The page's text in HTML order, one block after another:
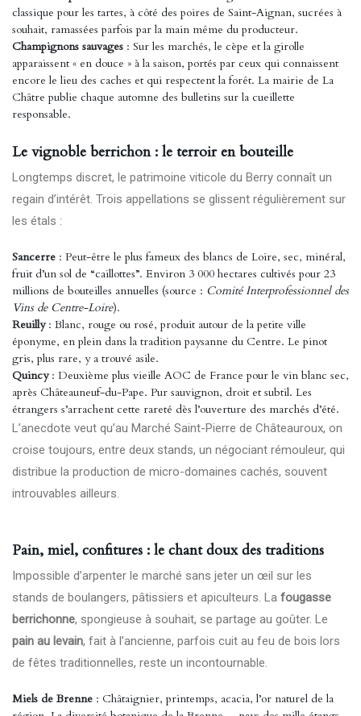
classique pour les tartes, à côté des poires de Saint-Aignan, sucrées à
souhait, ramassées parfois par la main même du producteur.
Champignons sauvages : Sur les marchés, le cèpe et la girolle
apparaissent « en douce » à la saison, portés par ceux qui connaissent
encore le lieu des caches et qui respectent la forêt. La mairie de La
Châtre publie chaque automne des bulletins sur la cueillette
responsable.
Le vignoble berrichon : le terroir en bouteille
Longtemps discret, le patrimoine viticole du Berry connaît un
regain d’intérêt. Trois appellations se glissent régulièrement sur
les étals :
Sancerre : Peut-être le plus fameux des blancs de Loire, sec, minéral,
fruit d’un sol de “caillottes”. Environ 3 000 hectares cultivés pour 23
millions de bouteilles annuelles (source : Comité Interprofessionnel des
Vins de Centre-Loire).
Reuilly: Blanc, rouge ou rosé, produit autour de la petite ville
éponyme, en plein dans la tradition paysanne du Centre. Le pinot
gris, plus rare, y a trouvé asile.
Quincy: Deuxième plus vieille AOC de France pour le vin blanc sec,
après Châteauneuf-du-Pape. Pur sauvignon, droit et subtil. Les
étrangers s’arrachent cette rareté dès l’ouverture des marchés d’été.
L’anecdote veut qu’au Marché Saint-Pierre de Châteauroux, on
croise toujours, entre deux stands, un négociant rémouleur, qui
distribue la production de micro-domaines cachés, souvent
introuvables ailleurs.
Pain, miel, confitures : le chant doux des traditions
Impossible d’arpenter le marché sans jeter un œil sur les
stands de boulangers, pâtissiers et apiculteurs. La fougasse
berrichonne, spongieuse à souhait, se partage au goûter. Le
pain au levain, fait à l’ancienne, parfois cuit au feu de bois lors
de fêtes traditionnelles, reste un incontournable.
Miels de Brenne : Châtaignier, printemps, acacia, l’or naturel de la